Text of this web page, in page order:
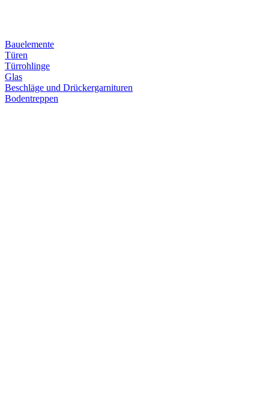
Bauelemente
Türen
Türrohlinge
Glas
Beschläge und Drückergarnituren
Bodentreppen